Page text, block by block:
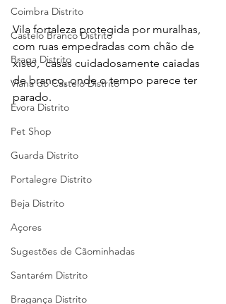
Coimbra Distrito
Castelo Branco Distrito
Braga Distrito
Viana do Castelo Distrito
Évora Distrito
Pet Shop
Guarda Distrito
Portalegre Distrito
Beja Distrito
Açores
Sugestões de Cãominhadas
Santarém Distrito
Bragança Distrito
Vila fortaleza protegida por muralhas,
com ruas empedradas com chão de
xisto,  casas cuidadosamente caiadas
de branco, onde o tempo parece ter
parado.